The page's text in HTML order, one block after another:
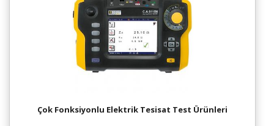
Çok Fonksiyonlu Elektrik Tesisat Test Ürünleri